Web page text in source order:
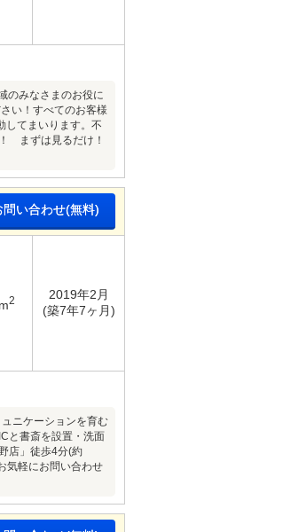
のみなさまのお役に
い！すべてのお客様
してまいります。不
まずは見るだけ！
問い合わせ(無料)
2
2019年2月
(築7年7ヶ月)
ニケーションを育む
と書斎を設置・洗面
店」徒歩4分(約
軽にお問い合わせ